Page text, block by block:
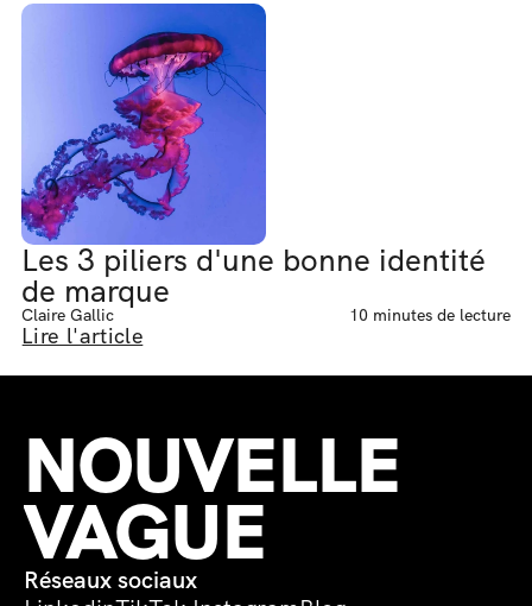
Les 3 piliers d'une bonne identité
de marque
Claire Gallic 10 minutes de lecture
Lire l'article
NOUVELLE
VAGUE
Réseaux sociaux